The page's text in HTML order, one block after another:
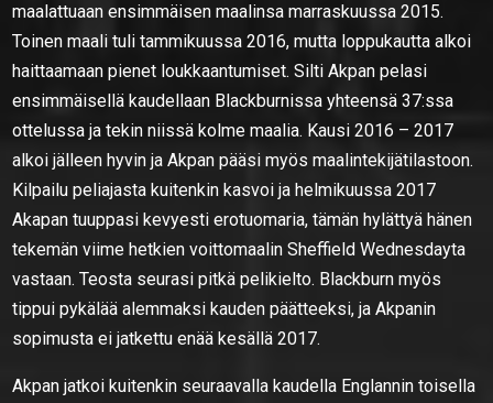
maalattuaan ensimmäisen maalinsa marraskuussa 2015.
Toinen maali tuli tammikuussa 2016, mutta loppukautta alkoi
haittaamaan pienet loukkaantumiset. Silti Akpan pelasi
ensimmäisellä kaudellaan Blackburnissa yhteensä 37:ssa
ottelussa ja tekin niissä kolme maalia. Kausi 2016 – 2017
alkoi jälleen hyvin ja Akpan pääsi myös maalintekijätilastoon.
Kilpailu peliajasta kuitenkin kasvoi ja helmikuussa 2017
Akapan tuuppasi kevyesti erotuomaria, tämän hylättyä hänen
tekemän viime hetkien voittomaalin Sheffield Wednesdayta
vastaan. Teosta seurasi pitkä pelikielto. Blackburn myös
tippui pykälää alemmaksi kauden päätteeksi, ja Akpanin
sopimusta ei jatkettu enää kesällä 2017.
Akpan jatkoi kuitenkin seuraavalla kaudella Englannin toisella